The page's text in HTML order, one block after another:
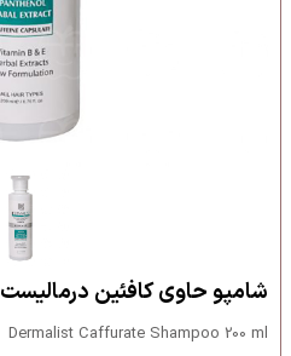
شامپو حاوی کافئین درمالیست 200 میلی لیتر
Dermalist Caffurate Shampoo 200 ml